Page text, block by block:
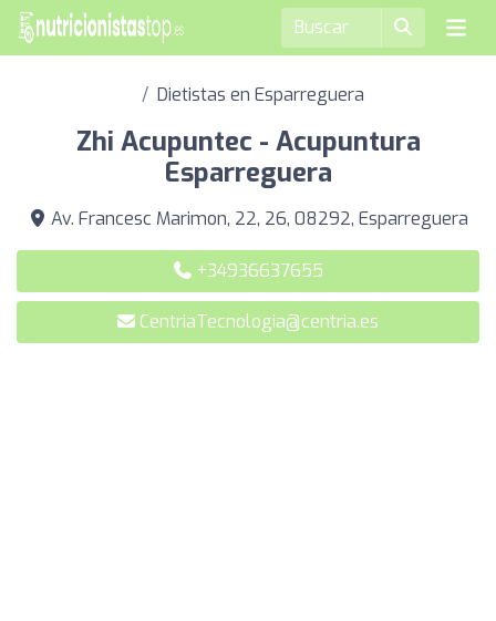
Dietistas en Esparreguera
Zhi Acupuntec - Acupuntura
Esparreguera
Av. Francesc Marimon, 22, 26, 08292, Esparreguera
+34936637655
CentriaTecnologia@centria.es